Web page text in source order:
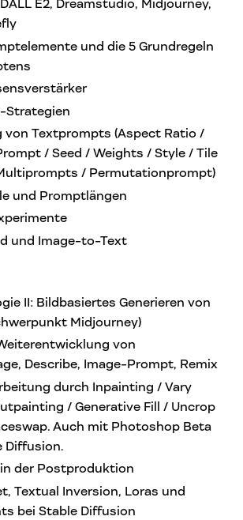
E2, Dreamstudio, Midjourney,
und die 5 Grundregeln
Strategien
von Textprompts (Aspect Ratio /
/ Seed / Weights / Style / Tile
/ Permutationprompt)
und Promptlängen
und Image-to-Text
II: Bildbasiertes Generieren von
Midjourney)
von
Describe, Image-Prompt, Remix
durch Inpainting / Vary
/ Generative Fill / Uncrop
Auch mit Photoshop Beta
Diffusion.
der Postproduktion
Textual Inversion, Loras und
bei Stable Diffusion